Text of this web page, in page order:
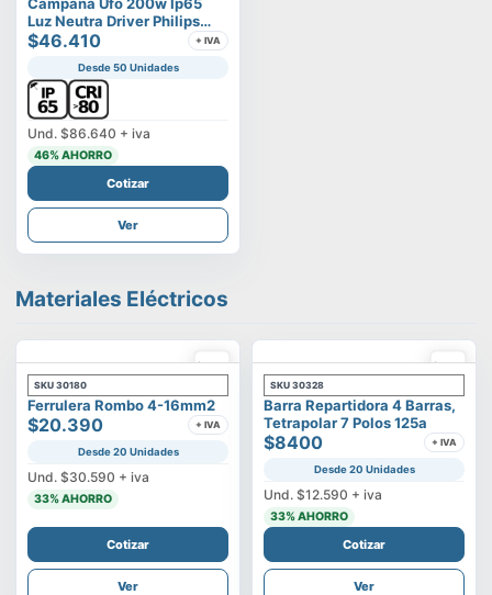
Luz Neutra Driver Philips
Modelo Eltanin
$46.410 + IVA
Desde 50 Unidades
Und. $86.640 + iva
46% AHORRO
Cotizar
Ver
Materiales Eléctricos
SKU 30180
Ferrulera Rombo 4-16mm2
$20.390 + IVA
Desde 20 Unidades
Und. $30.590 + iva
33% AHORRO
Cotizar
Ver
SKU 30328
Barra Repartidora 4 Barras,
Tetrapolar 7 Polos 125a
$8400 + IVA
Desde 20 Unidades
Und. $12.590 + iva
33% AHORRO
Cotizar
Ver